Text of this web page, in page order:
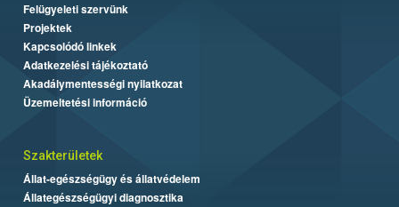
Felügyeleti szervünk
Projektek
Kapcsolódó linkek
Adatkezelési tájékoztató
Akadálymentességi nyilatkozat
Üzemeltetési információ
Szakterületek
Állat-egészségügy és állatvédelem
Állategészségügyi diagnosztika